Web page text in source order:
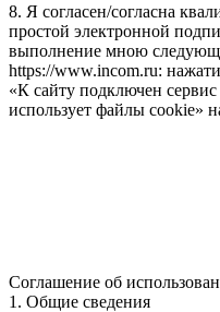
8. Я согласен/согласна
простой электронной
выполнение мною
https://www.incom.ru:
«К сайту подключен
использует файлы cookie»
Соглашение об
1. Общие сведения